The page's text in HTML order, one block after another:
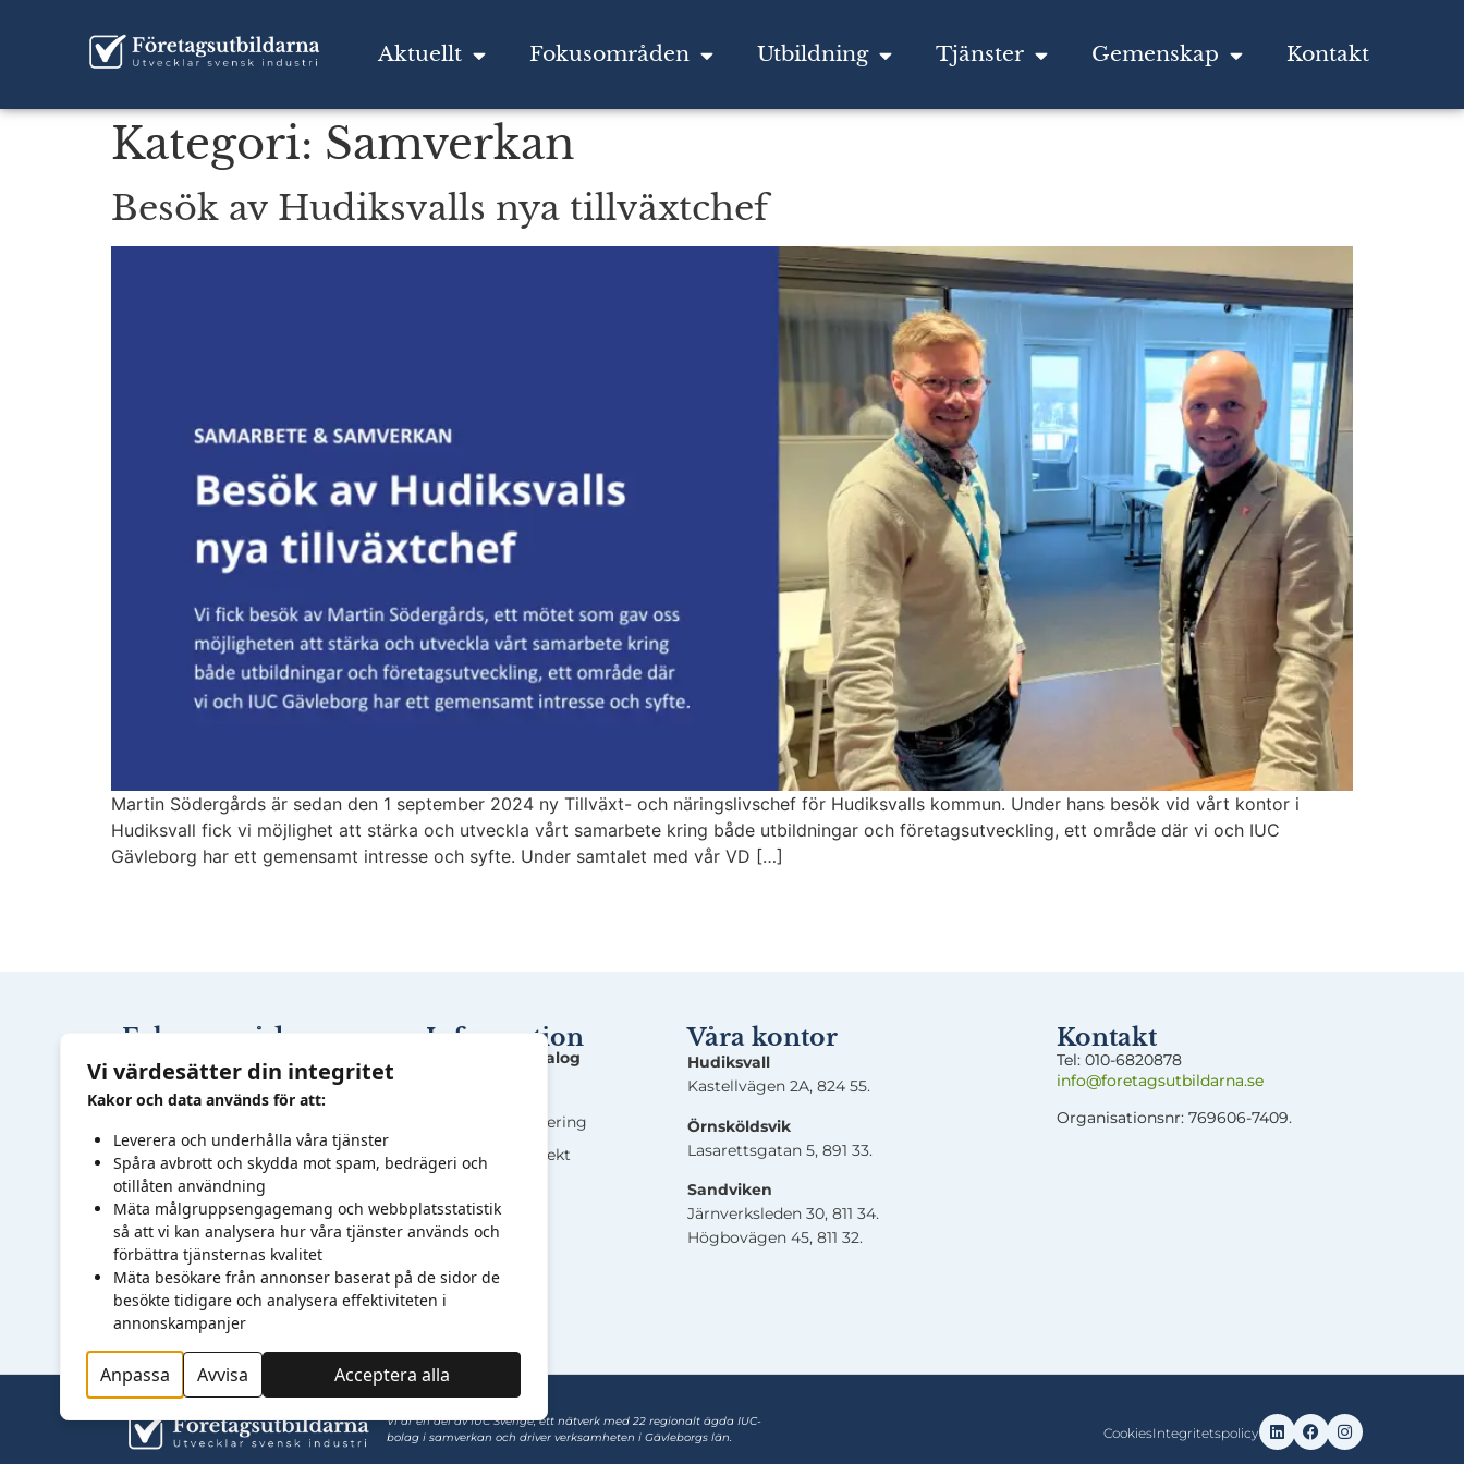
Aktuellt Fokusområden Utbildning Tjänster Gemenskap Kontakt
Kategori: Samverkan
Besök av Hudiksvalls nya tillväxtchef
Martin Södergårds är sedan den 1 september 2024 ny Tillväxt- och näringslivschef för Hudiksvalls kommun. Under hans besök vid vårt kontor i
Hudiksvall fick vi möjlighet att stärka och utveckla vårt samarbete kring både utbildningar och företagsutveckling, ett område där vi och IUC
Gävleborg har ett gemensamt intresse och syfte. Under samtalet med vår VD […]
Fokusområden
Arbetsmiljö
Digitalisering
Ekonomi, IT & Administration
Hållbarhet
Marknad & Försäljning
Produkt- &
Produktionsutveckling
Säkerhet
Information
Utbildningskatalog
Kompetensplanering
Utvecklingsprojekt
Nätverk
Kontakt
Våra kontor
Hudiksvall
Kastellvägen 2A, 824 55.
Örnsköldsvik
Lasarettsgatan 5, 891 33.
Sandviken
Järnverksleden 30, 811 34.
Högbovägen 45, 811 32.
Kontakt
Tel: 010-6820878
info@foretagsutbildarna.se
Organisationsnr: 769606-7409.
Vi är en del av IUC Sverige, ett nätverk med 22 regionalt ägda IUC-
bolag i samverkan och driver verksamheten i Gävleborgs län.
Integritetspolicy
Cookies
Vi värdesätter din integritet
Kakor och data används för att:
Leverera och underhålla våra tjänster
Spåra avbrott och skydda mot spam, bedrägeri och
otillåten användning
Mäta målgruppsengagemang och webbplatsstatistik
så att vi kan analysera hur våra tjänster används och
förbättra tjänsternas kvalitet
Mäta besökare från annonser baserat på de sidor de
besökte tidigare och analysera effektiviteten i
annonskampanjer
Anpassa Avvisa Acceptera alla